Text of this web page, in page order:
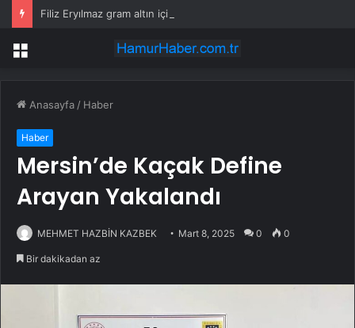
Menü
Anasayfa / Haber
Haber
Mersin’de Kaçak Define
Arayan Yakalandı
MEHMET HAZBİN KAZBEK Mart 8, 2025 0 0
Bir dakikadan az